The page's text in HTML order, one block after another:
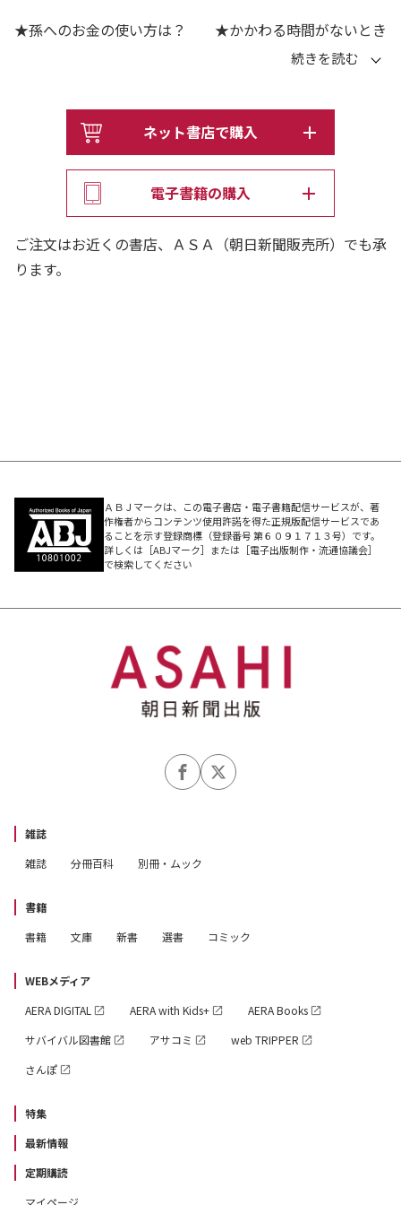
★孫へのお金の使い方は？ ★かかわる時間がないとき
わり方は？
たまにしか会えなくても、祖父母が果たすべき役割はたく
さんある。言葉遣いや相続など、注意すべきことも多い。
特に大事なのは、次世代に経験や知恵などの「無形資産」
きちんと授けるためには、工夫も必要だ。
第2章：孫に与えるべきもの
第4章：祖父母の「終活」 ──次世代に残すべきもの
ネット書店で購入
電子書籍の購入
ご注文はお近くの書店、ＡＳＡ（朝日新聞販売所）でも承
ります。
ＡＢＪマークは、この電子書店・電子書籍配信サービスが、著
作権者からコンテンツ使用許諾を得た正規版配信サービスであ
ることを示す登録商標（登録番号 第６０９１７１３号）です。
詳しくは［ABJマーク］または［電子出版制作・流通協議会］
で検索してください
雑誌
雑誌
分冊百科 別冊・ムック
書籍
書籍
文庫 新書 選書 コミック
WEBメディア
AERA DIGITAL
AERA with Kids+
AERA Books
サバイバル図書館
アサコミ
web TRIPPER
さんぽ
特集
最新情報
定期購読